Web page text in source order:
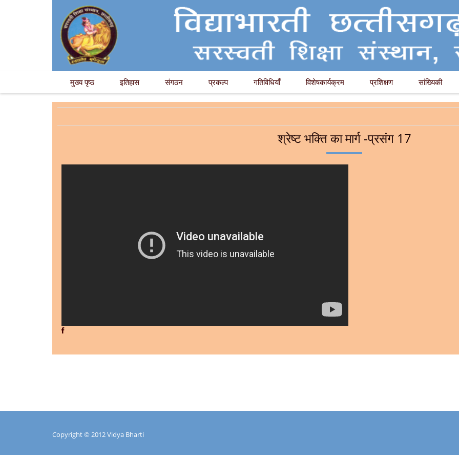
मुख्य पृष्ठ इतिहास संगठन प्रकल्प गतिविधियाँ विशेषकार्यक्रम प्रशिक्षण सांख्यिकी
श्रेष्ट भक्ति का मार्ग -प्रसंग 17
Copyright © 2012 Vidya Bharti